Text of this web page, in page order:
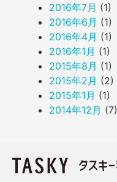
2016年7月 (1)
2016年6月 (1)
2016年4月 (1)
2016年1月 (1)
2015年8月 (1)
2015年2月 (2)
2015年1月 (1)
2014年12月 (7)